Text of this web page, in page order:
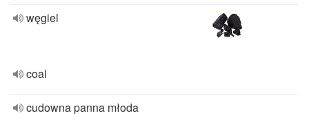
węgiel
coal
cudowna panna młoda